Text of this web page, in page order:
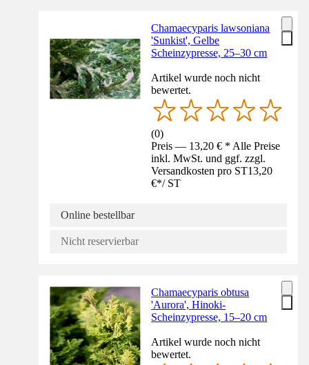
Chamaecyparis lawsoniana
'Sunkist', Gelbe
Scheinzypresse, 25–30 cm
Artikel wurde noch nicht
bewertet.
(0)
Preis — 13,20 € * Alle Preise
inkl. MwSt. und ggf. zzgl.
Versandkosten pro ST13,20
€*/ ST
Online bestellbar
Nicht reservierbar
Chamaecyparis obtusa
'Aurora', Hinoki-
Scheinzypresse, 15–20 cm
Artikel wurde noch nicht
bewertet.